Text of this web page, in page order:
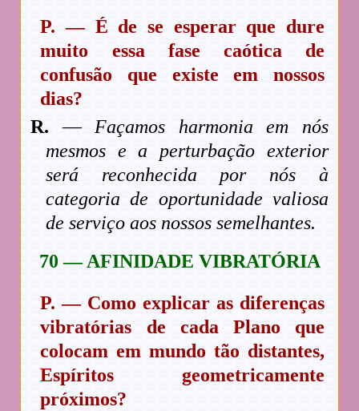
P. — É de se esperar que dure
muito essa fase caótica de
confusão que existe em nossos
dias?
R.— Façamos harmonia em nós
mesmos e a perturbação exterior
será reconhecida por nós à
categoria de oportunidade valiosa
de serviço aos nossos semelhantes.
70 — AFINIDADE VIBRATÓRIA
P. — Como explicar as diferenças
vibratórias de cada Plano que
colocam em mundo tão distantes,
Espíritos geometricamente
próximos?